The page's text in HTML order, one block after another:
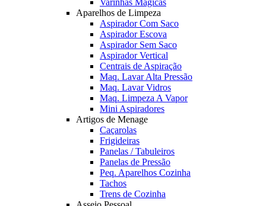
Varinhas Magicas
Aparelhos de Limpeza
Aspirador Com Saco
Aspirador Escova
Aspirador Sem Saco
Aspirador Vertical
Centrais de Aspiração
Maq. Lavar Alta Pressão
Maq. Lavar Vidros
Maq. Limpeza A Vapor
Mini Aspiradores
Artigos de Menage
Caçarolas
Frigideiras
Panelas / Tabuleiros
Panelas de Pressão
Peq. Aparelhos Cozinha
Tachos
Trens de Cozinha